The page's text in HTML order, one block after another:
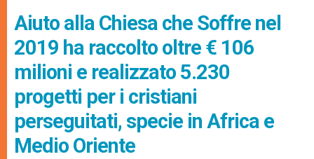
Aiuto alla Chiesa che Soffre nel
2019 ha raccolto oltre € 106
milioni e realizzato 5.230
progetti per i cristiani
perseguitati, specie in Africa e
Medio Oriente